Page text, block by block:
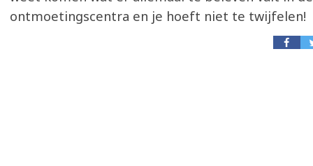
ontmoetingscentra en je hoeft niet te twijfelen!